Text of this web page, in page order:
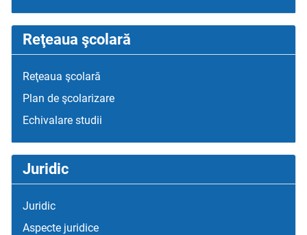
Reţeaua şcolară
Reţeaua şcolară
Plan de şcolarizare
Echivalare studii
Juridic
Juridic
Aspecte juridice